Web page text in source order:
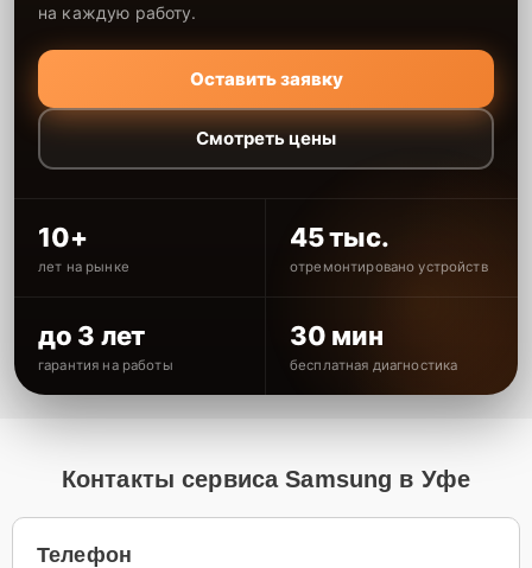
на каждую работу.
Оставить заявку
Смотреть цены
10+
лет на рынке
45 тыс.
отремонтировано устройств
до 3 лет
гарантия на работы
30 мин
бесплатная диагностика
Контакты сервиса Samsung в Уфе
Телефон